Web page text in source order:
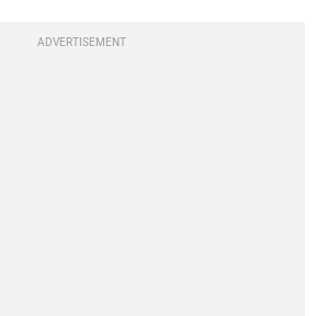
ADVERTISEMENT